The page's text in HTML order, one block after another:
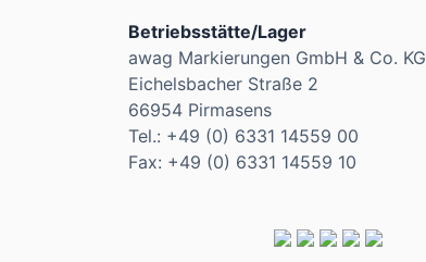
Betriebsstätte/Lager
awag Markierungen GmbH & Co. KG
Eichelsbacher Straße 2
66954 Pirmasens
Tel.: +49 (0) 6331 14559 00
Fax: +49 (0) 6331 14559 10